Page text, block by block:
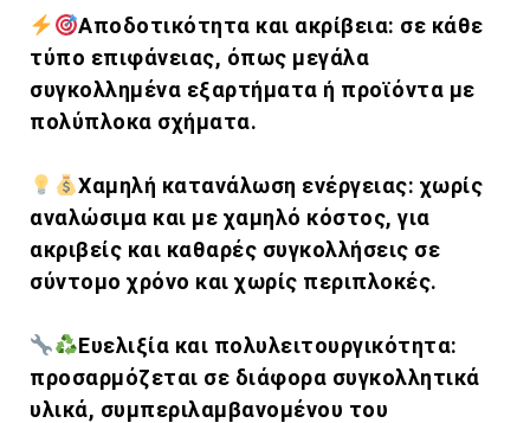
Αποδοτικότητα και ακρίβεια: σε κάθε
τύπο επιφάνειας, όπως μεγάλα
συγκολλημένα εξαρτήματα ή προϊόντα με
πολύπλοκα σχήματα.
Χαμηλή κατανάλωση ενέργειας: χωρίς
αναλώσιμα και με χαμηλό κόστος, για
ακριβείς και καθαρές συγκολλήσεις σε
σύντομο χρόνο και χωρίς περιπλοκές.
Ευελιξία και πολυλειτουργικότητα:
προσαρμόζεται σε διάφορα συγκολλητικά
υλικά, συμπεριλαμβανομένου του